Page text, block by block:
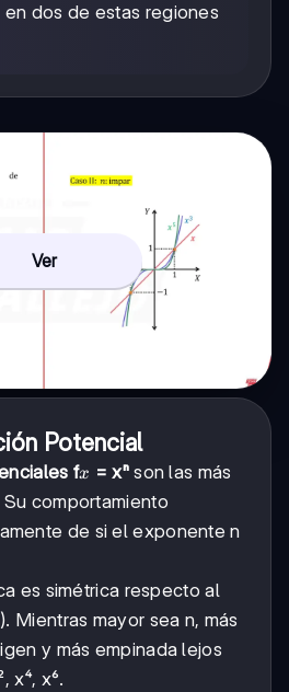
en dos de estas regiones
Ver
Potencial
fx
x = xⁿson las más
comportamiento
de si el exponente n
es simétrica respecto al
Mientras mayor sea n, más
y más empinada lejos
x⁴, x⁶.